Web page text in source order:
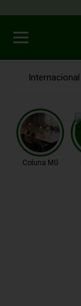
Internacional
Coluna MG